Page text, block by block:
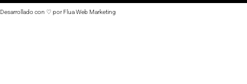
Desarrollado con ♡ por Flua Web Marketing